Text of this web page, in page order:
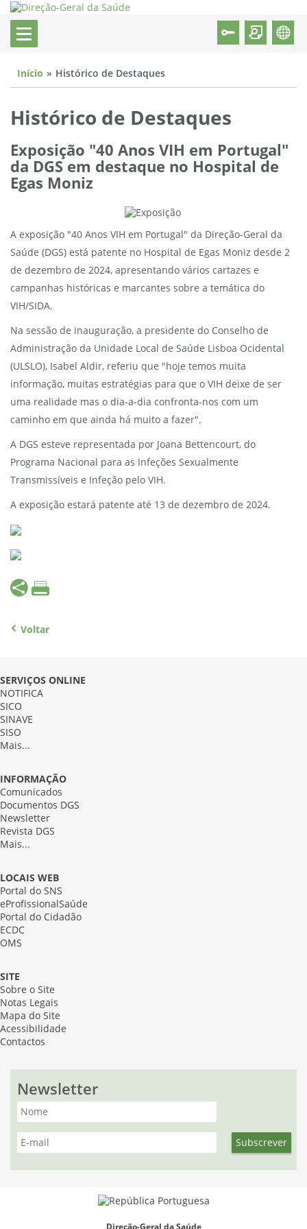
Início Histórico de Destaques
Histórico de Destaques
Exposição "40 Anos VIH em Portugal"
da DGS em destaque no Hospital de
Egas Moniz
A exposição "40 Anos VIH em Portugal" da Direção-Geral da
Saúde (DGS) está patente no Hospital de Egas Moniz desde 2
de dezembro de 2024, apresentando vários cartazes e
campanhas históricas e marcantes sobre a temática do
VIH/SIDA.
Na sessão de inauguração, a presidente do Conselho de
Administração da Unidade Local de Saúde Lisboa Ocidental
(ULSLO), Isabel Aldir, referiu que "hoje temos muita
informação, muitas estratégias para que o VIH deixe de ser
uma realidade mas o dia-a-dia confronta-nos com um
caminho em que ainda há muito a fazer".
A DGS esteve representada por Joana Bettencourt, do
Programa Nacional para as Infeções Sexualmente
Transmissíveis e Infeção pelo VIH.
A exposição estará patente até 13 de dezembro de 2024.
Voltar
SERVIÇOS ONLINE
NOTIFICA
SICO
SINAVE
SISO
Mais...
INFORMAÇÃO
Comunicados
Documentos DGS
Newsletter
Revista DGS
Mais...
LOCAIS WEB
Portal do SNS
eProfissionalSaúde
Portal do Cidadão
ECDC
OMS
SITE
Sobre o Site
Notas Legais
Mapa do Site
Acessibilidade
Contactos
Newsletter
Direção-Geral da Saúde